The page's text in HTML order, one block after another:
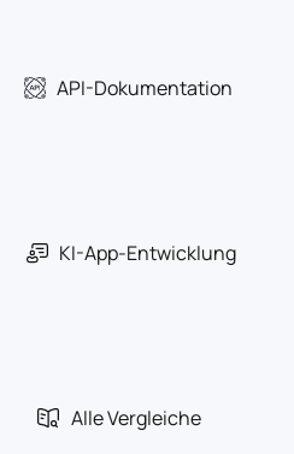
API-Dokumentation
KI-App-Entwicklung
Alle Vergleiche